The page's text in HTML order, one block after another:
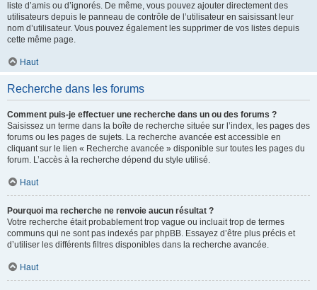
liste d’amis ou d’ignorés. De même, vous pouvez ajouter directement des
utilisateurs depuis le panneau de contrôle de l’utilisateur en saisissant leur
nom d’utilisateur. Vous pouvez également les supprimer de vos listes depuis
cette même page.
Haut
Recherche dans les forums
Comment puis-je effectuer une recherche dans un ou des forums ?
Saisissez un terme dans la boîte de recherche située sur l’index, les pages des
forums ou les pages de sujets. La recherche avancée est accessible en
cliquant sur le lien « Recherche avancée » disponible sur toutes les pages du
forum. L’accès à la recherche dépend du style utilisé.
Haut
Pourquoi ma recherche ne renvoie aucun résultat ?
Votre recherche était probablement trop vague ou incluait trop de termes
communs qui ne sont pas indexés par phpBB. Essayez d’être plus précis et
d’utiliser les différents filtres disponibles dans la recherche avancée.
Haut